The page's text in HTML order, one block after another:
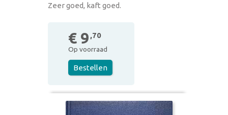
Zeer goed, kaft goed.
€ 9 ,70
Op voorraad
Bestellen